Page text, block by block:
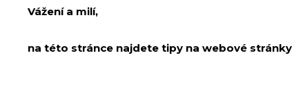
Vážení a milí,
na této stránce najdete tipy na webové